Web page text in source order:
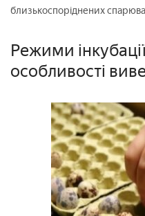
близькоспоріднених
Режими
особливості